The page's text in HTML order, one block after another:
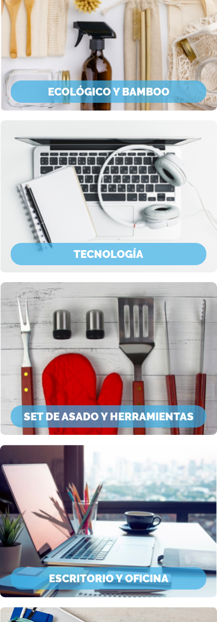
ECOLÓGICO Y BAMBOO
TECNOLOGÍA
SET DE ASADO Y HERRAMIENTAS
ESCRITORIO Y OFICINA